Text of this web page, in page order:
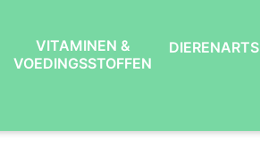
VITAMINEN &
VOEDINGSSTOFFEN
DIERENARTS